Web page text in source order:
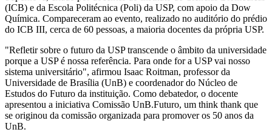
(ICB) e da Escola Politécnica (Poli) da USP, com apoio da Dow
Química. Compareceram ao evento, realizado no auditório do prédio
do ICB III, cerca de 60 pessoas, a maioria docentes da própria USP.
"Refletir sobre o futuro da USP transcende o âmbito da universidade
porque a USP é nossa referência. Para onde for a USP vai nosso
sistema universitário", afirmou Isaac Roitman, professor da
Universidade de Brasília (UnB) e coordenador do Núcleo de
Estudos do Futuro da instituição. Como debatedor, o docente
apresentou a iniciativa Comissão UnB.Futuro, um think thank que
se originou da comissão organizada para promover os 50 anos da
UnB.